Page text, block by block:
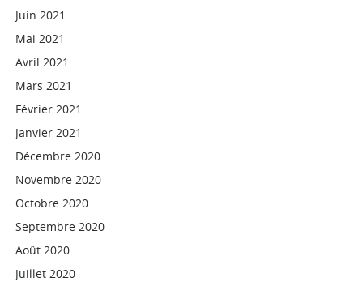
Juin 2021
Mai 2021
Avril 2021
Mars 2021
Février 2021
Janvier 2021
Décembre 2020
Novembre 2020
Octobre 2020
Septembre 2020
Août 2020
Juillet 2020